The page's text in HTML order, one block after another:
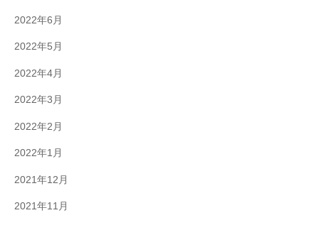
2022年6月
2022年5月
2022年4月
2022年3月
2022年2月
2022年1月
2021年12月
2021年11月